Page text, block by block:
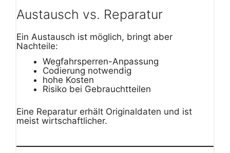
Austausch vs. Reparatur
Ein Austausch ist möglich, bringt aber
Nachteile:
Wegfahrsperren-Anpassung
Codierung notwendig
hohe Kosten
Risiko bei Gebrauchtteilen
Eine Reparatur erhält Originaldaten und ist
meist wirtschaftlicher.